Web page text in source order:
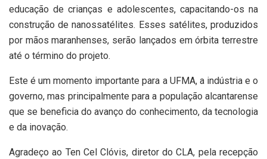
educação de crianças e adolescentes, capacitando-os na
construção de nanossatélites. Esses satélites, produzidos
por mãos maranhenses, serão lançados em órbita terrestre
até o término do projeto.
Este é um momento importante para a UFMA, a indústria e o
governo, mas principalmente para a população alcantarense
que se beneficia do avanço do conhecimento, da tecnologia
e da inovação.
Agradeço ao Ten Cel Clóvis, diretor do CLA, pela recepção